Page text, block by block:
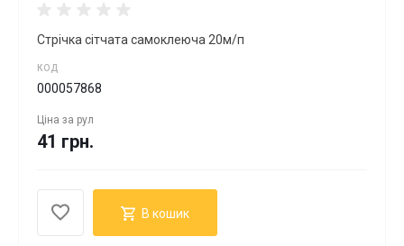
Стрічка сітчата самоклеюча 20м/п
КОД
000057868
Ціна за рул
41 грн.
В кошик